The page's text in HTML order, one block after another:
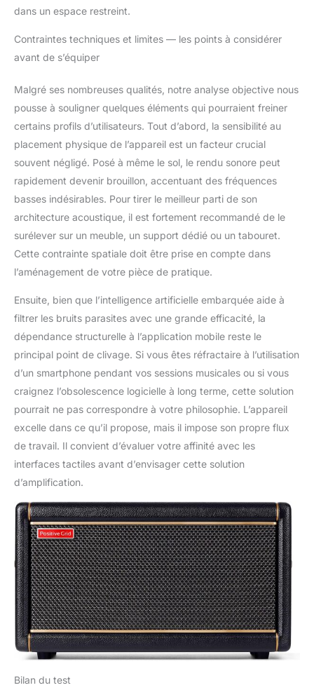
dans un espace restreint.
Contraintes techniques et limites — les points à considérer
avant de s’équiper
Malgré ses nombreuses qualités, notre analyse objective nous
pousse à souligner quelques éléments qui pourraient freiner
certains profils d’utilisateurs. Tout d’abord, la sensibilité au
placement physique de l’appareil est un facteur crucial
souvent négligé. Posé à même le sol, le rendu sonore peut
rapidement devenir brouillon, accentuant des fréquences
basses indésirables. Pour tirer le meilleur parti de son
architecture acoustique, il est fortement recommandé de le
surélever sur un meuble, un support dédié ou un tabouret.
Cette contrainte spatiale doit être prise en compte dans
l’aménagement de votre pièce de pratique.
Ensuite, bien que l’intelligence artificielle embarquée aide à
filtrer les bruits parasites avec une grande efficacité, la
dépendance structurelle à l’application mobile reste le
principal point de clivage. Si vous êtes réfractaire à l’utilisation
d’un smartphone pendant vos sessions musicales ou si vous
craignez l’obsolescence logicielle à long terme, cette solution
pourrait ne pas correspondre à votre philosophie. L’appareil
excelle dans ce qu’il propose, mais il impose son propre flux
de travail. Il convient d’évaluer votre affinité avec les
interfaces tactiles avant d’envisager cette solution
d’amplification.
Bilan du test